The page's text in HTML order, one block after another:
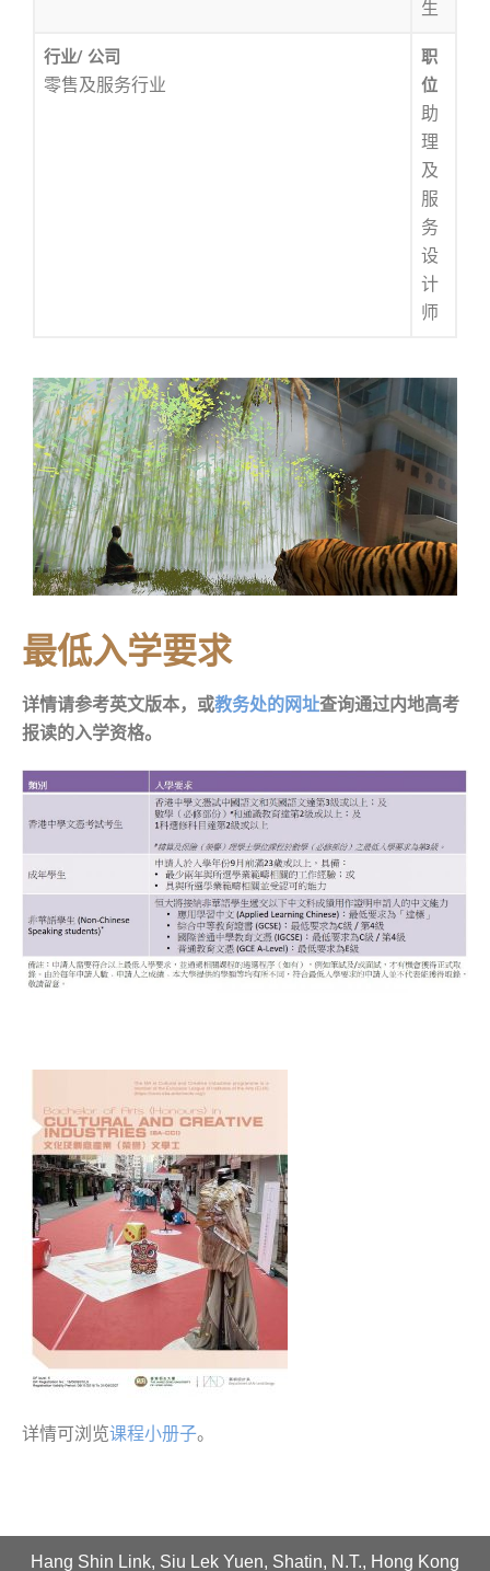
生
行业/ 公司
零售及服务行业
职
位
助
理
及
服
务
设
计
师
最低入学要求
详情请参考英文版本，或教务处的网址查询通过内地高考
报读的入学资格。
详情可浏览课程小册子。
Hang Shin Link, Siu Lek Yuen, Shatin, N.T., Hong Kong